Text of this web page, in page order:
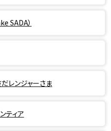
SADA）
レンジャーさま
ティア